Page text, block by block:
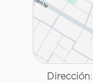
Dirección